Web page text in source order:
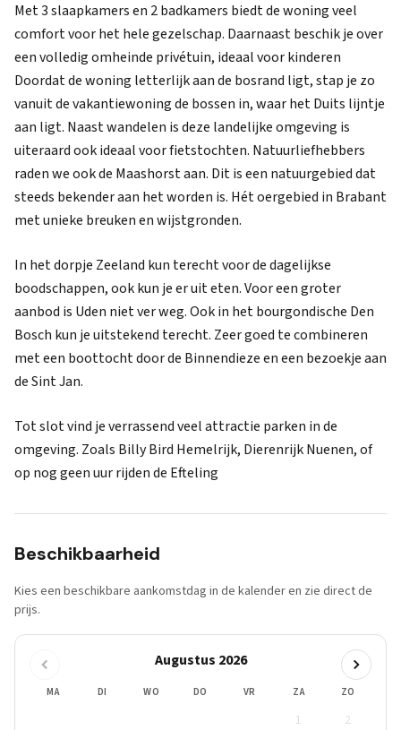
Met 3 slaapkamers en 2 badkamers biedt de woning veel
comfort voor het hele gezelschap. Daarnaast beschik je over
een volledig omheinde privétuin, ideaal voor kinderen
Doordat de woning letterlijk aan de bosrand ligt, stap je zo
vanuit de vakantiewoning de bossen in, waar het Duits lijntje
aan ligt. Naast wandelen is deze landelijke omgeving is
uiteraard ook ideaal voor fietstochten. Natuurliefhebbers
raden we ook de Maashorst aan. Dit is een natuurgebied dat
steeds bekender aan het worden is. Hét oergebied in Brabant
met unieke breuken en wijstgronden.
In het dorpje Zeeland kun terecht voor de dagelijkse
boodschappen, ook kun je er uit eten. Voor een groter
aanbod is Uden niet ver weg. Ook in het bourgondische Den
Bosch kun je uitstekend terecht. Zeer goed te combineren
met een boottocht door de Binnendieze en een bezoekje aan
de Sint Jan.
Tot slot vind je verrassend veel attractie parken in de
omgeving. Zoals Billy Bird Hemelrijk, Dierenrijk Nuenen, of
op nog geen uur rijden de Efteling
Beschikbaarheid
Kies een beschikbare aankomstdag in de kalender en zie direct de
prijs.
Augustus 2026
MA DI WO DO VR ZA ZO
1
2